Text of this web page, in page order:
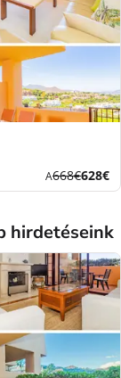
AKorábbi
díj
668€Új
ár
628€
hirdetéseink